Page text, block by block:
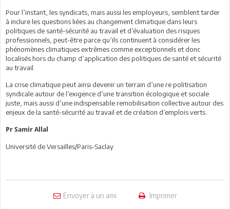
Pour l’instant, les syndicats, mais aussi les employeurs, semblent tarder
à inclure les questions liées au changement climatique dans leurs
politiques de santé-sécurité au travail et d’évaluation des risques
professionnels, peut-être parce qu’ils continuent à considérer les
phénomènes climatiques extrêmes comme exceptionnels et donc
localisés hors du champ d’application des politiques de santé et sécurité
au travail.
La crise climatique peut ainsi devenir un terrain d’une re politisation
syndicale autour de l’exigence d’une transition écologique et sociale
juste, mais aussi d’une indispensable remobilisation collective autour des
enjeux de la santé-sécurité au travail et de création d’emplois verts.
Pr Samir Allal
Université de Versailles/Paris-Saclay
Envoyer à un ami Imprimer